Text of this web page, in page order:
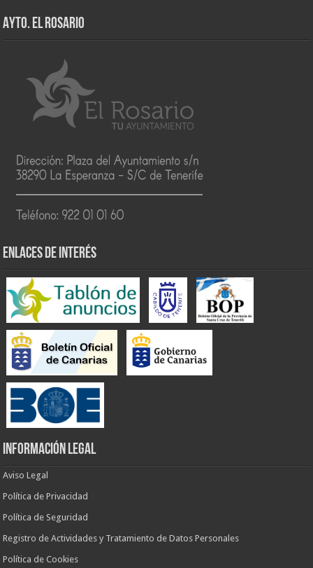
AYTO. EL ROSARIO
ENLACES DE INTERÉS
INFORMACIÓN LEGAL
Aviso Legal
Política de Privacidad
Política de Seguridad
Registro de Actividades y Tratamiento de Datos Personales
Política de Cookies